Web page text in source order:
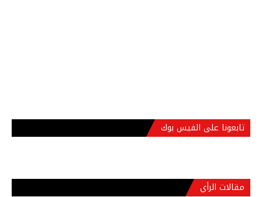
تابعونا على الفيس بوك
مقالات الرأي